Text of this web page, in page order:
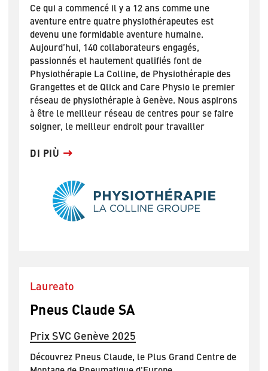
Ce qui a commencé il y a 12 ans comme une
aventure entre quatre physiothérapeutes est
devenu une formidable aventure humaine.
Aujourd’hui, 140 collaborateurs engagés,
passionnés et hautement qualifiés font de
Physiothérapie La Colline, de Physiothérapie des
Grangettes et de Qlick and Care Physio le premier
réseau de physiothérapie à Genève. Nous aspirons
à être le meilleur réseau de centres pour se faire
soigner, le meilleur endroit pour travailler
DI PIÙ
Laureato
Pneus Claude SA
Prix SVC Genève 2025
Découvrez Pneus Claude, le Plus Grand Centre de